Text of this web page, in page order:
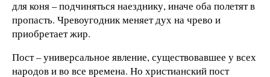
для коня – подчиняться наезднику, иначе оба полетят в
пропасть. Чревоугодник меняет дух на чрево и
приобретает жир.
Пост – универсальное явление, существовавшее у всех
народов и во все времена. Но христианский пост